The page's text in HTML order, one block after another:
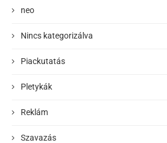
neo
Nincs kategorizálva
Piackutatás
Pletykák
Reklám
Szavazás